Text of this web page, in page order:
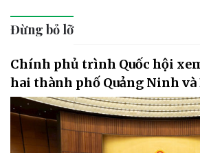
Đừng bỏ lỡ
Chính phủ trình Quốc hội
hai thành phố Quảng Ninh và